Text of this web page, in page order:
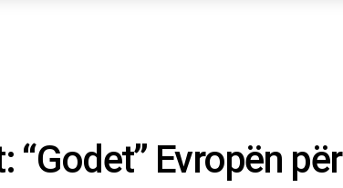
“Godet” Evropën për